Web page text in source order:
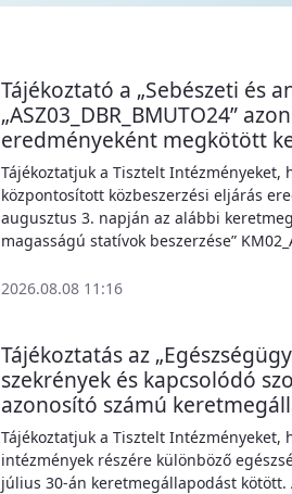
Tájékoztató a „Sebészeti és
„ASZ03_DBR_BMUTO24”
eredményeként megkötött
Tájékoztatjuk a Tisztelt Intézményeket,
központosított közbeszerzési eljárás
augusztus 3. napján az alábbi
magasságú statívok beszerzése”
2026.08.08 11:16
Tájékoztatás az
szekrények és kapcsolódó
azonosító számú
Tájékoztatjuk a Tisztelt Intézményeket,
intézmények részére különböző
július 30-án keretmegállapodást